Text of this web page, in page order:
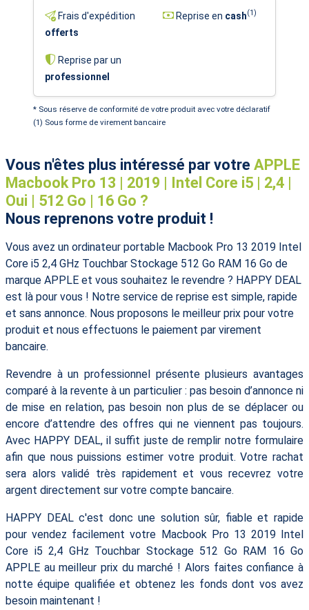
Frais d'expédition
offerts
Reprise en cash(1)
Reprise par un
professionnel
* Sous réserve de conformité de votre produit avec votre déclaratif
(1) Sous forme de virement bancaire
Vous n'êtes plus intéressé par votre APPLE
Macbook Pro 13 | 2019 | Intel Core i5 | 2,4 |
Oui | 512 Go | 16 Go ?
Nous reprenons votre produit !
Vous avez un ordinateur portable Macbook Pro 13 2019 Intel
Core i5 2,4 GHz Touchbar Stockage 512 Go RAM 16 Go de
marque APPLE et vous souhaitez le revendre ? HAPPY DEAL
est là pour vous ! Notre service de reprise est simple, rapide
et sans annonce. Nous proposons le meilleur prix pour votre
produit et nous effectuons le paiement par virement
bancaire.
Revendre à un professionnel présente plusieurs avantages
comparé à la revente à un particulier : pas besoin d’annonce ni
de mise en relation, pas besoin non plus de se déplacer ou
encore d’attendre des offres qui ne viennent pas toujours.
Avec HAPPY DEAL, il suffit juste de remplir notre formulaire
afin que nous puissions estimer votre produit. Votre rachat
sera alors validé très rapidement et vous recevrez votre
argent directement sur votre compte bancaire.
HAPPY DEAL c'est donc une solution sûr, fiable et rapide
pour vendez facilement votre Macbook Pro 13 2019 Intel
Core i5 2,4 GHz Touchbar Stockage 512 Go RAM 16 Go
APPLE au meilleur prix du marché ! Alors faites confiance à
notte équipe qualifiée et obtenez les fonds dont vos avez
besoin maintenant !